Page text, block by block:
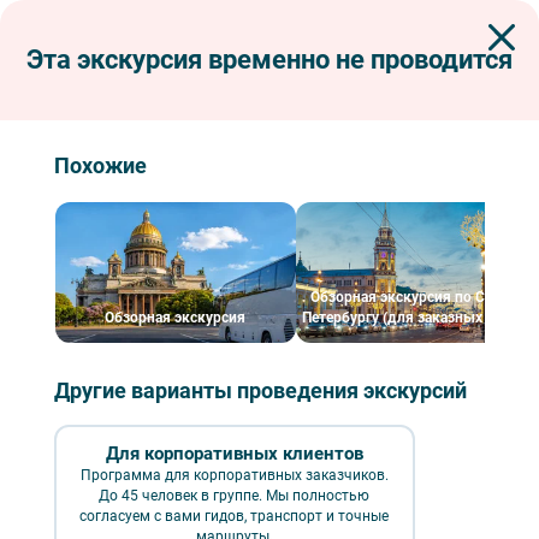
Очаг разума и духовности на
Очаг разума и духовности на Петроградской стороне – фото №4 –
Фотобанк Лори/ Александр Щепин
Эта экскурсия временно не проводится
Похожие
Обзорная экскурсия
Обзорная экскурсия по Санкт-
Петербургу (для заказных групп)
Другие варианты проведения экскурсий
Для корпоративных клиентов
Программа для корпоративных заказчиков.
До 45 человек в группе. Мы полностью
согласуем с вами гидов, транспорт и точные